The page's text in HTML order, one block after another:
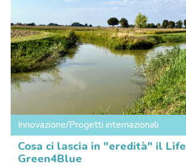
Innovazione/Progetti internazionali
Cosa ci lascia in "eredità" il Life
Green4Blue